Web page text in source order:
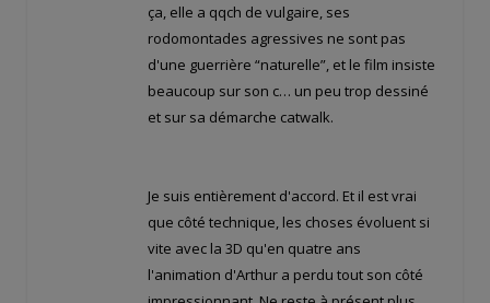
ça, elle a qqch de vulgaire, ses
rodomontades agressives ne sont pas
d'une guerrière “naturelle”, et le film insiste
beaucoup sur son c… un peu trop dessiné
et sur sa démarche catwalk.
Je suis entièrement d'accord. Et il est vrai
que côté technique, les choses évoluent si
vite avec la 3D qu'en quatre ans
l'animation d'Arthur a perdu tout son côté